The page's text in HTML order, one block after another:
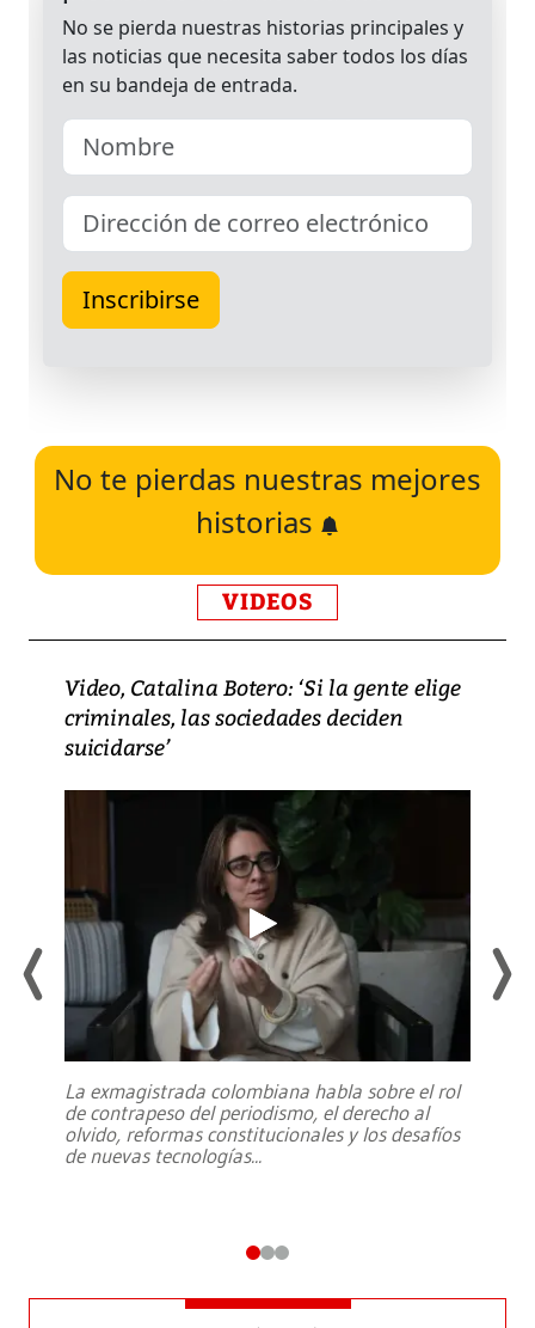
No te pierdas nuestras mejores
historias
VIDEOS
Video, Catalina Botero: ‘Si la gente elige
criminales, las sociedades deciden
suicidarse’
La exmagistrada colombiana habla sobre el rol
de contrapeso del periodismo, el derecho al
olvido, reformas constitucionales y los desafíos
de nuevas tecnologías...